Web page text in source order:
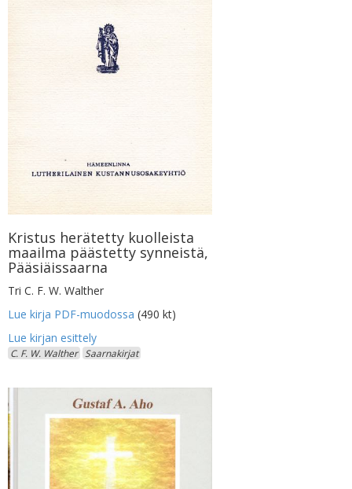
Kristus herätetty kuolleista
maailma päästetty synneistä,
Pääsiäissaarna
Tri C. F. W. Walther
Lue kirja PDF-muodossa (490 kt)
C. F. W. Walther Saarnakirjat